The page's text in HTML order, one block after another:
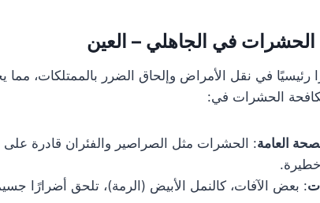
الحشرات في الجاهلي – العين
في نقل الأمراض وإلحاق الضرر بالممتلكات،
الحشرات في:
العامة: الحشرات مثل الصراصير والفئران قادرة
خطيرة.
: بعض الآفات، كالنمل الأبيض (الرمة)، تلحق أضرارًا